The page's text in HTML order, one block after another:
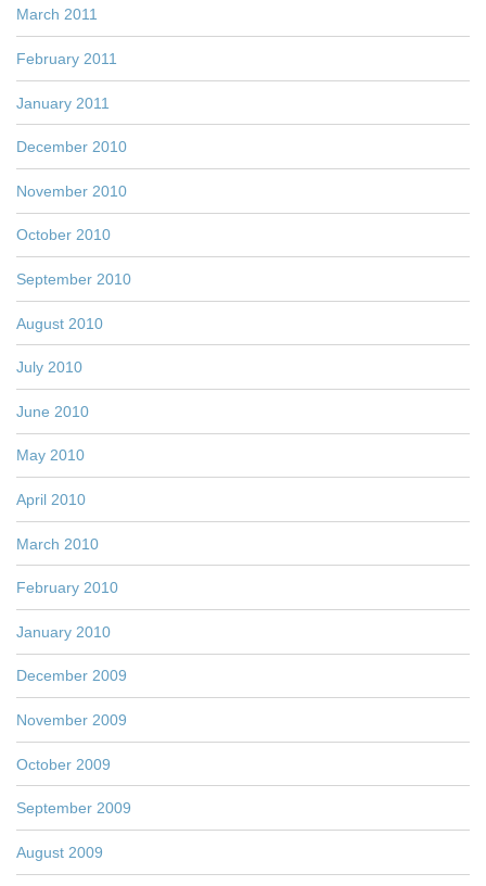
March 2011
February 2011
January 2011
December 2010
November 2010
October 2010
September 2010
August 2010
July 2010
June 2010
May 2010
April 2010
March 2010
February 2010
January 2010
December 2009
November 2009
October 2009
September 2009
August 2009